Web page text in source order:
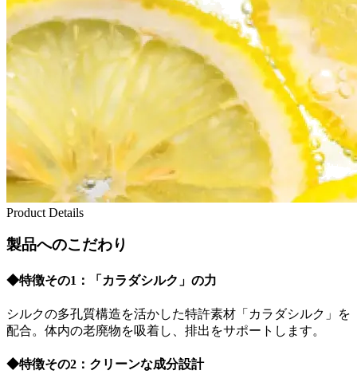
Product Details
製品へのこだわり
◆特徴その1：「カラダシルク」の力
シルクの多孔質構造を活かした特許素材「カラダシルク」を
配合。体内の老廃物を吸着し、排出をサポートします。
◆特徴その2：クリーンな成分設計